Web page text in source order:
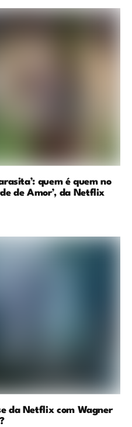
quem é quem no
de Amor’, da Netflix
da Netflix com Wagner